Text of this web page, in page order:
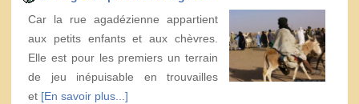
Car la rue agadézienne appartient
aux petits enfants et aux chèvres.
Elle est pour les premiers un terrain
de jeu inépuisable en trouvailles
et [En savoir plus...]